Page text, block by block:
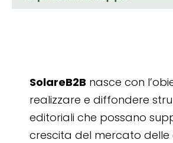
SolareB2B nasce con
realizzare e diffondere
editoriali che possano
crescita del mercato delle